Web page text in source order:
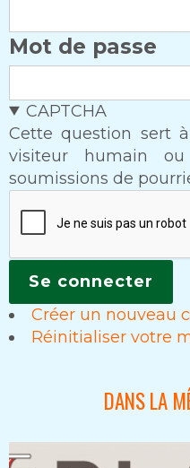
Mot de passe
CAPTCHA
Cette question sert
visiteur humain
soumissions de
Créer un nouveau
Réinitialiser votre
DANS LA